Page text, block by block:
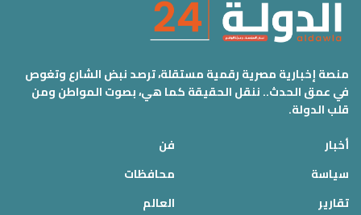
منصة إخبارية مصرية رقمية مستقلة، ترصد نبض الشارع وتغوص
في عمق الحدث.. ننقل الحقيقة كما هي، بصوت المواطن ومن
قلب الدولة.
أخبار
سياسة
تقارير
فن
محافظات
العالم